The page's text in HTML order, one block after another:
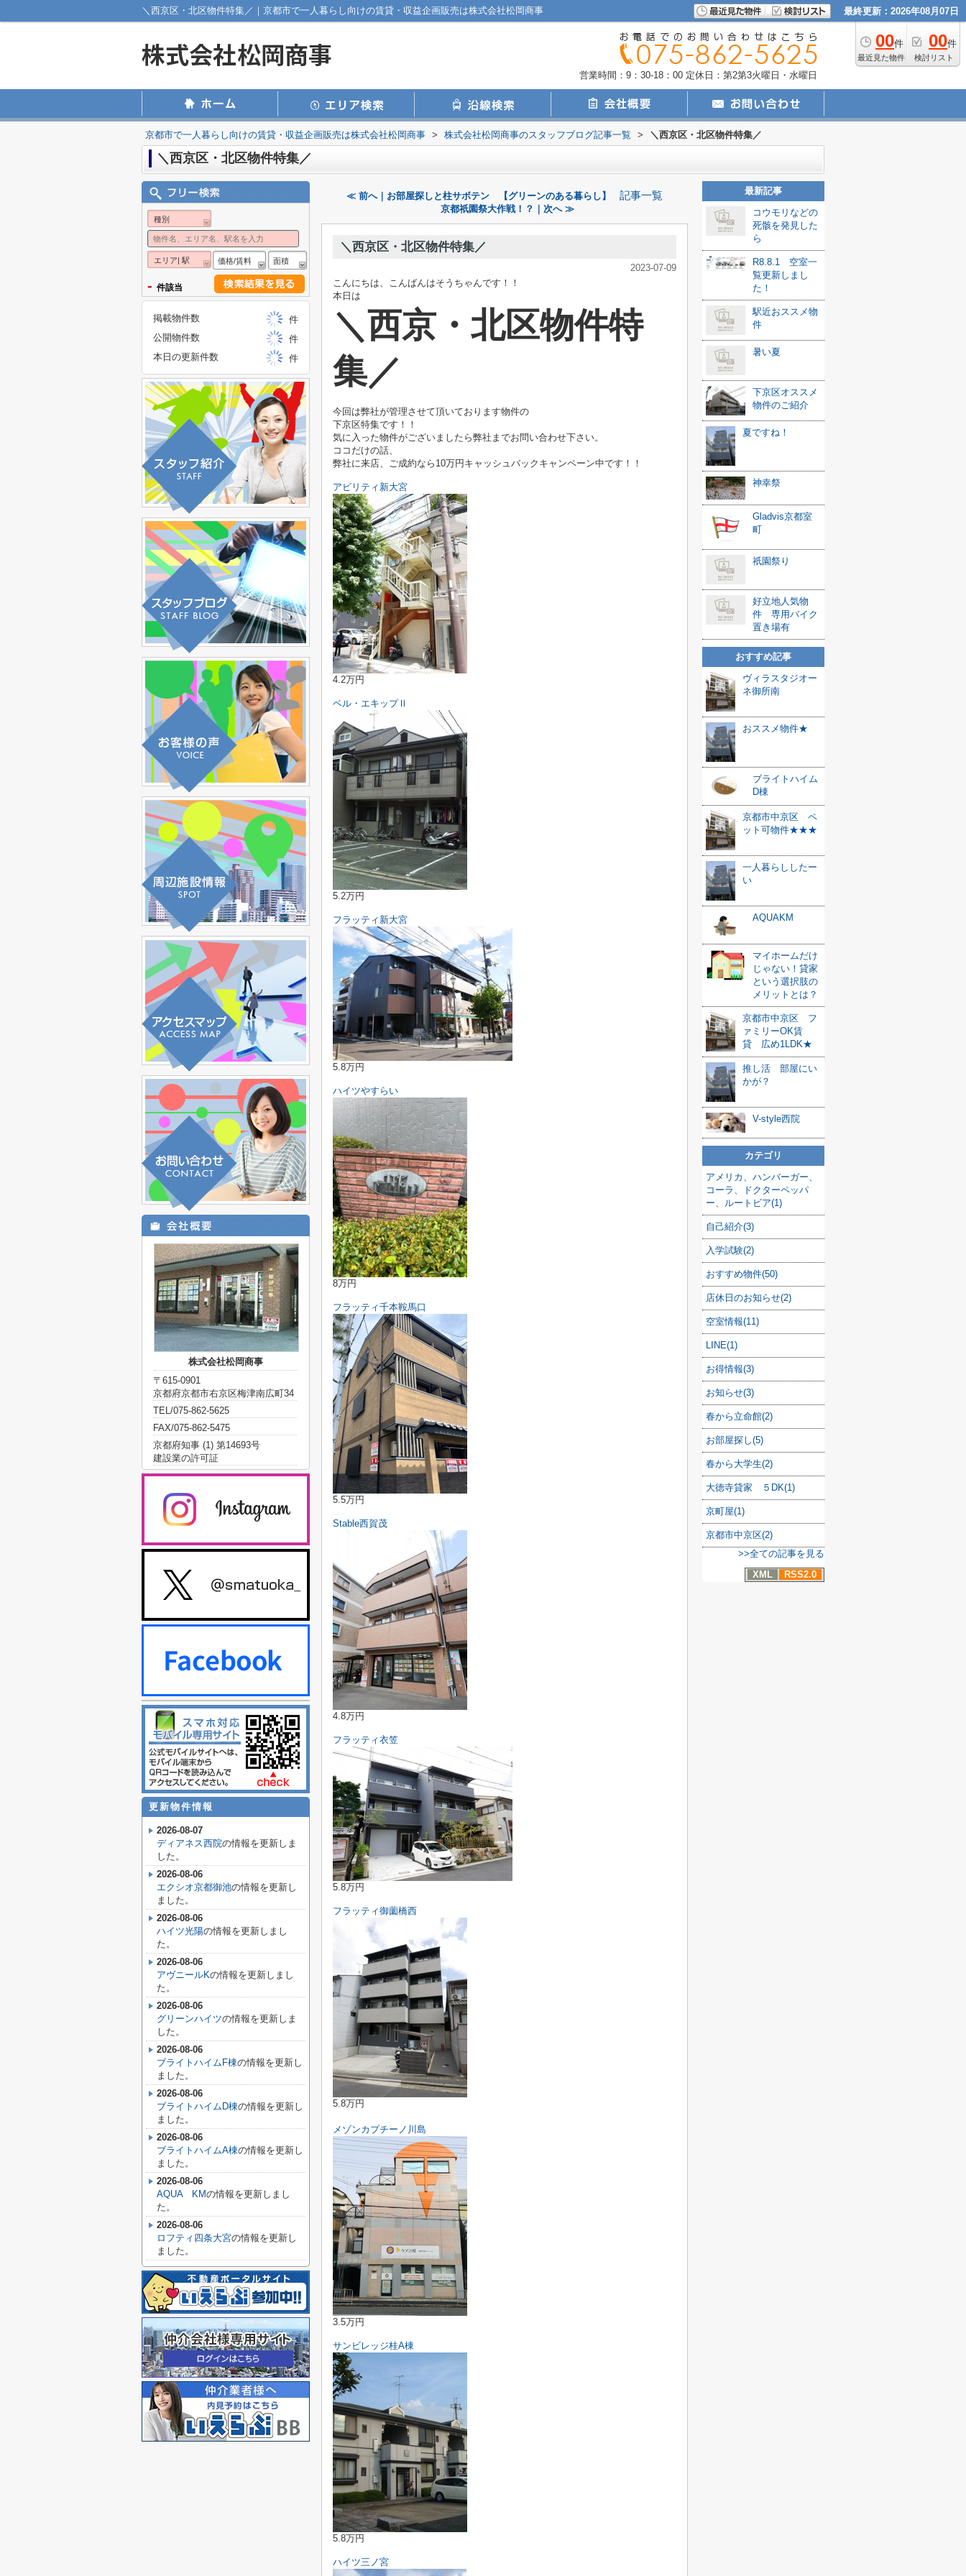
＼西京区・北区物件特集／｜京都市で一人暮らし向けの賃貸・収益企画販売は株式会社松岡商事 最終更新：2026年08月07日
00件
最近見た物件
00件
検討リスト
営業時間：9：30-18：00 定休日：第2第3火曜日・水曜日
京都市で一人暮らし向けの賃貸・収益企画販売は株式会社松岡商事 > 株式会社松岡商事のスタッフブログ記事一覧 > ＼西京区・北区物件特集／
＼西京区・北区物件特集／
≪ 前へ｜お部屋探しと柱サボテン 【グリーンのある暮らし】 記事一覧
京都祇園祭大作戦！？｜次へ ≫
＼西京区・北区物件特集／
2023-07-09
こんにちは、こんばんはそうちゃんです！！
本日は
＼西京・北区物件特
集／
今回は弊社が管理させて頂いております物件の
下京区特集です！！
気に入った物件がございましたら弊社までお問い合わせ下さい。
ココだけの話、
弊社に来店、ご成約なら10万円キャッシュバックキャンペーン中です！！
アビリティ新大宮
4.2万円
ベル・エキップⅡ
5.2万円
フラッティ新大宮
5.8万円
ハイツやすらい
8万円
フラッティ千本鞍馬口
5.5万円
Stable西賀茂
4.8万円
フラッティ衣笠
5.8万円
フラッティ御薗橋西
5.8万円
メゾンカプチーノ川島
3.5万円
サンビレッジ桂A棟
5.8万円
ハイツ三ノ宮
最新記事
コウモリなどの
死骸を発見した
ら
R8.8.1 空室一
覧更新しまし
た！
駅近おススメ物
件
暑い夏
下京区オススメ
物件のご紹介
夏ですね！
神幸祭
Gladvis京都室
町
祇園祭り
好立地人気物
件 専用バイク
置き場有
おすすめ記事
ヴィラスタジオー
ネ御所南
おススメ物件★
ブライトハイム
D棟
京都市中京区 ペ
ット可物件★★★
一人暮らししたー
い
AQUAKM
マイホームだけ
じゃない！貸家
という選択肢の
メリットとは？
京都市中京区 フ
ァミリーOK賃
貸 広め1LDK★
推し活 部屋にい
かが？
V-style西院
カテゴリ
アメリカ、ハンバーガー、
コーラ、ドクターペッパ
ー、ルートビア(1)
自己紹介(3)
入学試験(2)
おすすめ物件(50)
店休日のお知らせ(2)
空室情報(11)
LINE(1)
お得情報(3)
お知らせ(3)
春から立命館(2)
お部屋探し(5)
春から大学生(2)
大徳寺貸家 ５DK(1)
京町屋(1)
京都市中京区(2)
>>全ての記事を見る
XML
RSS2.0
種別
エリア| 駅 価格/賃料 面積
- 件該当
掲載物件数
件
公開物件数
件
本日の更新件数
件
株式会社松岡商事
〒615-0901
京都府京都市右京区梅津南広町34
TEL/075-862-5625
FAX/075-862-5475
京都府知事 (1) 第14693号
建設業の許可証
更新物件情報
2026-08-07
ディアネス西院の情報を更新しま
した。
2026-08-06
エクシオ京都御池の情報を更新し
ました。
2026-08-06
ハイツ光陽の情報を更新しまし
た。
2026-08-06
アヴニールKの情報を更新しまし
た。
2026-08-06
グリーンハイツの情報を更新しま
した。
2026-08-06
ブライトハイムF棟の情報を更新し
ました。
2026-08-06
ブライトハイムD棟の情報を更新し
ました。
2026-08-06
ブライトハイムA棟の情報を更新し
ました。
2026-08-06
AQUA KMの情報を更新しまし
た。
2026-08-06
ロフティ四条大宮の情報を更新し
ました。